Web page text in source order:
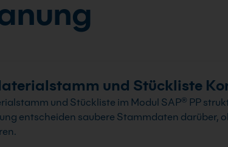
und Stückliste
und Stückliste im Modul SAP® PP
entscheiden saubere Stammdaten darüber,